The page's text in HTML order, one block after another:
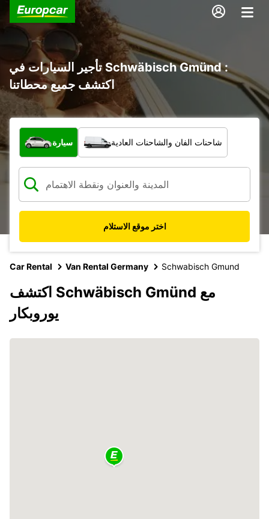
تأجير السيارات في Schwäbisch Gmünd :
اكتشف جميع محطاتنا
ما نوع المركبة؟
سيارة شاحنات الفان والشاحنات العادية
اختر موقع الاستلام
Car Rental Van Rental Germany Schwabisch Gmund
اكتشف Schwäbisch Gmünd مع
يوروبكار